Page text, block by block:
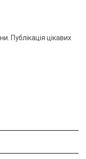
Публікація цікавих